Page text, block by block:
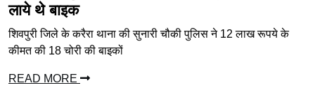
लाये थे बाइक
शिवपुरी जिले के करैरा थाना की सुनारी चौकी पुलिस ने 12 लाख रूपये के
कीमत की 18 चोरी की बाइकों
READ MORE